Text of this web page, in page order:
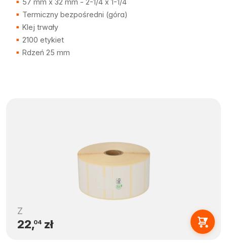
57 mm x 32 mm - 2-1/4 x 1-1/4
Termiczny bezpośredni (góra)
Klej trwały
2100 etykiet
Rdzeń 25 mm
Z
22,04zł